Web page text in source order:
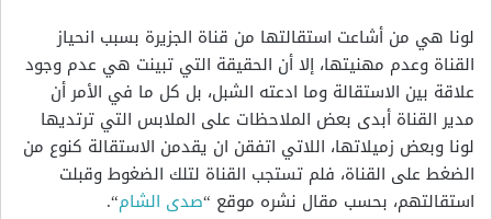
لونا هي من أشاعت استقالتها من قناة الجزيرة بسبب انحياز
القناة وعدم مهنيتها، إلا أن الحقيقة التي تبينت هي عدم وجود
علاقة بين الاستقالة وما ادعته الشبل، بل كل ما في الأمر أن
مدير القناة أبدى بعض الملاحظات على الملابس التي ترتديها
لونا وبعض زميلاتها، اللاتي اتفقن ان يقدمن الاستقالة كنوع من
الضغط على القناة، فلم تستجب القناة لتلك الضغوط وقبلت
استقالتهم، بحسب مقال نشره موقع “صدى الشام“.